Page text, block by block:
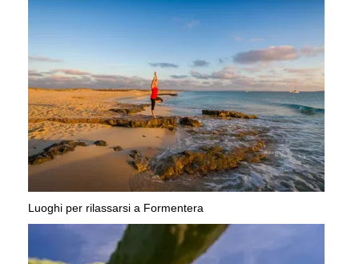
Luoghi per rilassarsi a Formentera